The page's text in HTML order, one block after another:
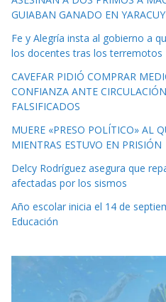
GUIABAN GANADO EN YARACUY
Fe y Alegría insta al gobierno a
los docentes tras los terremotos
CAVEFAR PIDIÓ COMPRAR
CONFIANZA ANTE
FALSIFICADOS
MUERE «PRESO POLÍTICO» AL
MIENTRAS ESTUVO EN PRISIÓN
Delcy Rodríguez asegura que
afectadas por los sismos
Año escolar inicia el 14 de
Educación